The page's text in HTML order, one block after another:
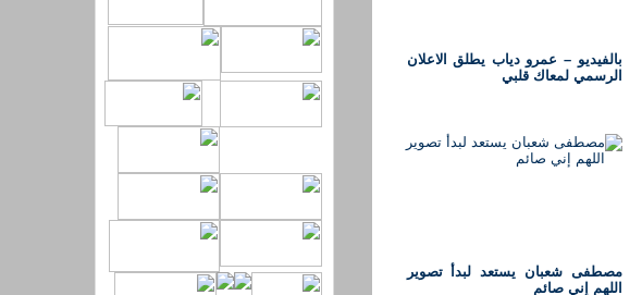
بالفيديو – عمرو دياب يطلق الاعلان
الرسمي لمعاك قلبي
مصطفى شعبان يستعد لبدأ تصوير
اللهم إني صائم